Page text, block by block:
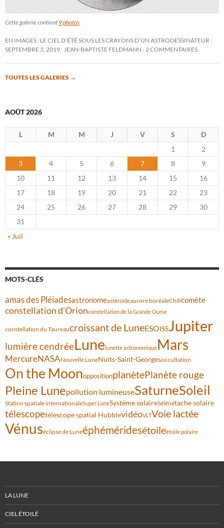
Cette galerie contient 9 photos.
EN IMAGES : LE CIEL D’ÉTÉ SOUS LES CRAYONS D’UN ASTRODESSINATEUR
SEPTEMBRE 3, 2019 JEAN-BAPTISTE FELDMANN 2 COMMENTAIRES
TOUTES LES GALERIES →
AOÛT 2026
L M M J V S
D
1
2
3
4 5 6 7 8
9
10
11 12 13 14 15
16
17
18 19 20 21 22
23
24
25 26 27 28 29
30
31
« Juil
MOTS-CLÉS
amas des Pléiadesastronomeastéroïdeaurore boréaleChilicomète
constellation d'Orionconstellation de la Grande Ourse
constellation du Taureaucroissant de LuneESOISSJupiter
lumière cendréeLune lunette astronomiqueMars
MercureNASANouvelle LuneNuits-Saint-Georgesoccultation
On the MoonoppositionplanètePlanète rouge
Pleine Lunepollution lumineuseSaturneSoleil
Station spatiale internationaleSuper LuneSystème solaireSélénétache solaire
télescopetélescope spatial HubblevidéoVLTVoie lactée
Vénuséclipse de Luneéphéméridesétoileétoile polaire
LA LUNE
CIEL ÉTOILÉ